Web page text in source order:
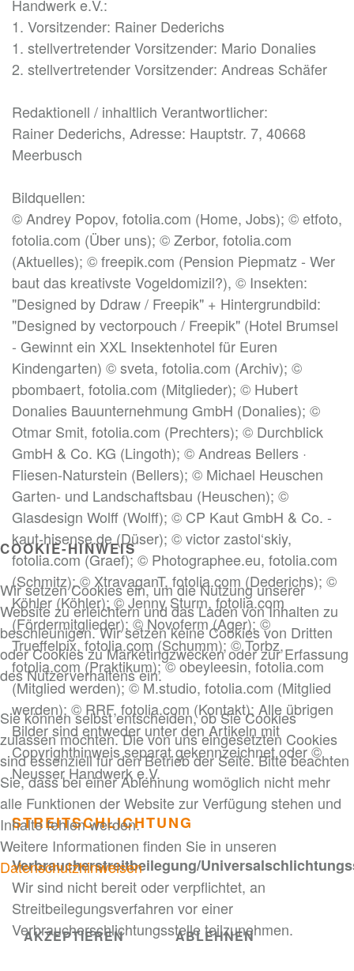
Handwerk e.V.:
1. Vorsitzender: Rainer Dederichs
1. stellvertretender Vorsitzender: Mario Donalies
2. stellvertretender Vorsitzender: Andreas Schäfer
Redaktionell / inhaltlich Verantwortlicher:
Rainer Dederichs, Adresse: Hauptstr. 7, 40668
Meerbusch
Bildquellen:
© Andrey Popov, fotolia.com (Home, Jobs); © etfoto,
fotolia.com (Über uns); © Zerbor, fotolia.com
(Aktuelles); © freepik.com (Pension Piepmatz - Wer
baut das kreativste Vogeldomizil?), © Insekten:
"Designed by Ddraw / Freepik" + Hintergrundbild:
"Designed by vectorpouch / Freepik" (Hotel Brumsel
- Gewinnt ein XXL Insektenhotel für Euren
Kindengarten) © sveta, fotolia.com (Archiv); ©
pbombaert, fotolia.com (Mitglieder); © Hubert
Donalies Bauunternehmung GmbH (Donalies); ©
Otmar Smit, fotolia.com (Prechters); © Durchblick
GmbH & Co. KG (Lingoth); © Andreas Bellers ·
Fliesen-Naturstein (Bellers); © Michael Heuschen
Garten- und Landschaftsbau (Heuschen); ©
Glasdesign Wolff (Wolff); © CP Kaut GmbH & Co. -
kaut-hisense.de (Düser); © victor zastol‘skiy,
fotolia.com (Graef); © Photographee.eu, fotolia.com
(Schmitz); © XtravaganT, fotolia.com (Dederichs); ©
Köhler (Köhler); © Jenny Sturm, fotolia.com
(Fördermitglieder); © Novoferm (Ager); ©
Trueffelpix, fotolia.com (Schumm); © Torbz,
fotolia.com (Praktikum); © obeyleesin, fotolia.com
(Mitglied werden); © M.studio, fotolia.com (Mitglied
werden); © RRF, fotolia.com (Kontakt); Alle übrigen
Bilder sind entweder unter den Artikeln mit
Copyrighthinweis separat gekennzeichnet oder ©
Neusser Handwerk e.V.
STREITSCHLICHTUNG
Verbraucherstreitbeilegung/
Wir sind nicht bereit oder verpflichtet, an
Streitbeilegungsverfahren vor einer
Verbraucherschlichtungsstelle teilzunehmen.
COOKIE-HINWEIS
Wir setzen Cookies ein, um die Nutzung unserer
Website zu erleichtern und das Laden von Inhalten zu
beschleunigen. Wir setzen keine Cookies von Dritten
oder Cookies zu Marketingzwecken oder zur Erfassung
des Nutzerverhaltens ein.
Sie können selbst entscheiden, ob Sie Cookies
zulassen möchten. Die von uns eingesetzten Cookies
sind essenziell für den Betrieb der Seite. Bitte beachten
Sie, dass bei einer Ablehnung womöglich nicht mehr
alle Funktionen der Website zur Verfügung stehen und
Inhalte fehlen werden.
Weitere Informationen finden Sie in unseren
Datenschutzhinweisen
AKZEPTIEREN ABLEHNEN